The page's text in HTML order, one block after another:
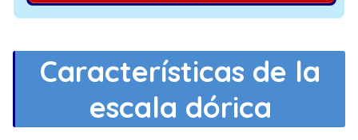
Características de la
escala dórica